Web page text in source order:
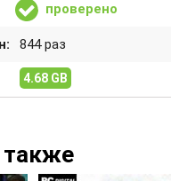
проверено
844 раз
4.68 GB